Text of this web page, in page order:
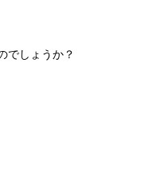
でしょうか？